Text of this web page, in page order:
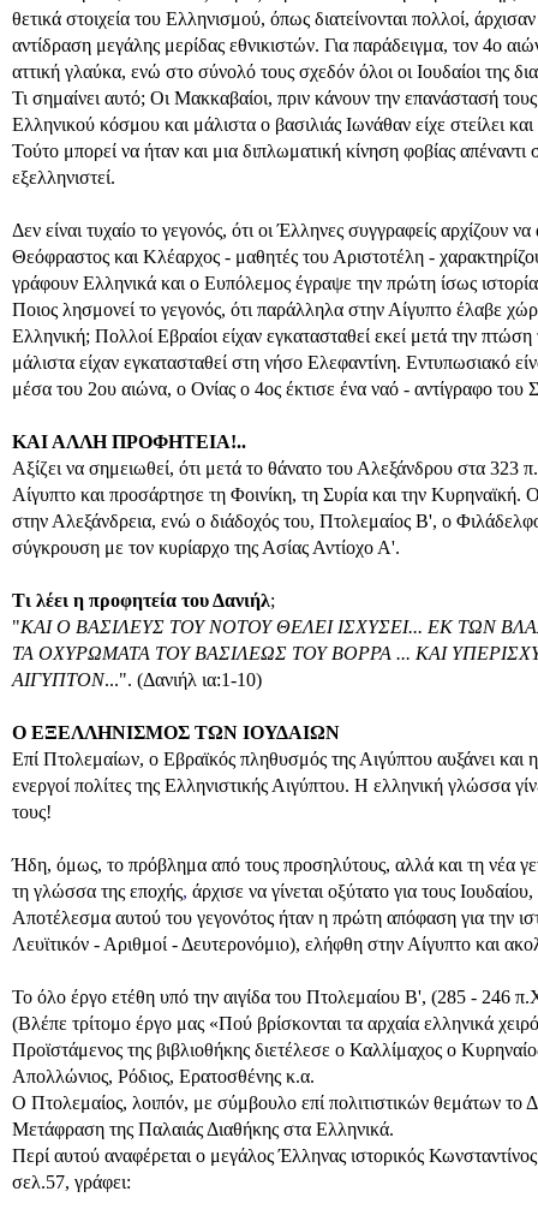
θετικά στοιχεία του Ελληνισμού, όπως διατείνονται πολλοί,
αντίδραση μεγάλης μερίδας εθνικιστών. Για παράδειγμα, τον 4ο
αττική γλαύκα, ενώ στο σύνολό τους σχεδόν όλοι οι Ιουδαίοι της
Τι σημαίνει αυτό; Οι Μακκαβαίοι, πριν κάνουν την επανάστασή
Ελληνικού κόσμου και μάλιστα ο βασιλιάς Ιωνάθαν είχε στείλει
Τούτο μπορεί να ήταν και μια διπλωματική κίνηση φοβίας
εξελληνιστεί.
Δεν είναι τυχαίο το γεγονός, ότι οι Έλληνες συγγραφείς αρχίζουν
Θεόφραστος και Κλέαρχος - μαθητές του Αριστοτέλη -
γράφουν Ελληνικά και ο Ευπόλεμος έγραψε την πρώτη ίσως
Ποιος λησμονεί το γεγονός, ότι παράλληλα στην Αίγυπτο έλαβε
Ελληνική; Πολλοί Εβραίοι είχαν εγκατασταθεί εκεί μετά την
μάλιστα είχαν εγκατασταθεί στη νήσο Ελεφαντίνη. Εντυπωσιακό
μέσα του 2ου αιώνα, ο Ονίας ο 4ος έκτισε ένα ναό - αντίγραφο
ΚΑΙ ΑΛΛΗ ΠΡΟΦΗΤΕΙΑ!..
Αξίζει να σημειωθεί, ότι μετά το θάνατο του Αλεξάνδρου στα
Αίγυπτο και προσάρτησε τη Φοινίκη, τη Συρία και την
στην Αλεξάνδρεια, ενώ ο διάδοχός του, Πτολεμαίος Β', ο
σύγκρουση με τον κυρίαρχο της Ασίας Αντίοχο Α'.
Τι λέει η προφητεία του Δανιήλ;
"ΚΑΙ Ο ΒΑΣΙΛΕΥΣ ΤΟΥ ΝΟΤΟΥ ΘΕΛΕΙ ΙΣΧΥΣΕΙ... ΕΚ ΤΩΝ
ΤΑ ΟΧΥΡΩΜΑΤΑ ΤΟΥ ΒΑΣΙΛΕΩΣ ΤΟΥ ΒΟΡΡΑ ... ΚΑΙ
ΑΙΓΥΠΤΟΝ...". (Δανιήλ ια:1-10)
Ο ΕΞΕΛΛΗΝΙΣΜΟΣ ΤΩΝ ΙΟΥΔΑΙΩΝ
Επί Πτολεμαίων, ο Εβραϊκός πληθυσμός της Αιγύπτου αυξάνει και
ενεργοί πολίτες της Ελληνιστικής Αιγύπτου. Η ελληνική γλώσσα
τους!
Ήδη, όμως, το πρόβλημα από τους προσηλύτους, αλλά και τη νέα
τη γλώσσα της εποχής, άρχισε να γίνεται οξύτατο για τους
Αποτέλεσμα αυτού του γεγονότος ήταν η πρώτη απόφαση για την
Λευϊτικόν - Αριθμοί - Δευτερονόμιο), ελήφθη στην Αίγυπτο και
Το όλο έργο ετέθη υπό την αιγίδα του Πτολεμαίου Β', (285 - 246
(Βλέπε τρίτομο έργο μας «Πού βρίσκονται τα αρχαία ελληνικά
Προϊστάμενος της βιβλιοθήκης διετέλεσε ο Καλλίμαχος ο
Απολλώνιος, Ρόδιος, Ερατοσθένης κ.α.
Ο Πτολεμαίος, λοιπόν, με σύμβουλο επί πολιτιστικών θεμάτων το
Μετάφραση της Παλαιάς Διαθήκης στα Ελληνικά.
Περί αυτού αναφέρεται ο μεγάλος Έλληνας ιστορικός
σελ.57, γράφει: